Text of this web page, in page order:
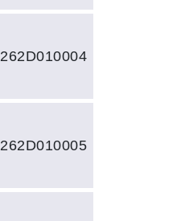
262D010004
262D010005